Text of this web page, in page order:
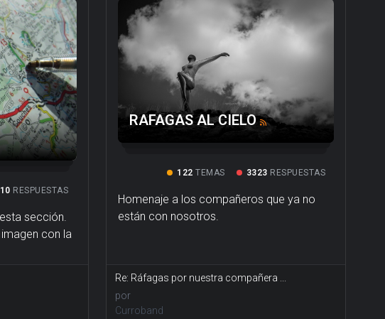
10 RESPUESTAS
sección.
con la
RAFAGAS AL CIELO
122 TEMAS 3323 RESPUESTAS
Homenaje a los compañeros que ya no
están con nosotros.
Re: Ráfagas por nuestra compañera ...
por
Curroband